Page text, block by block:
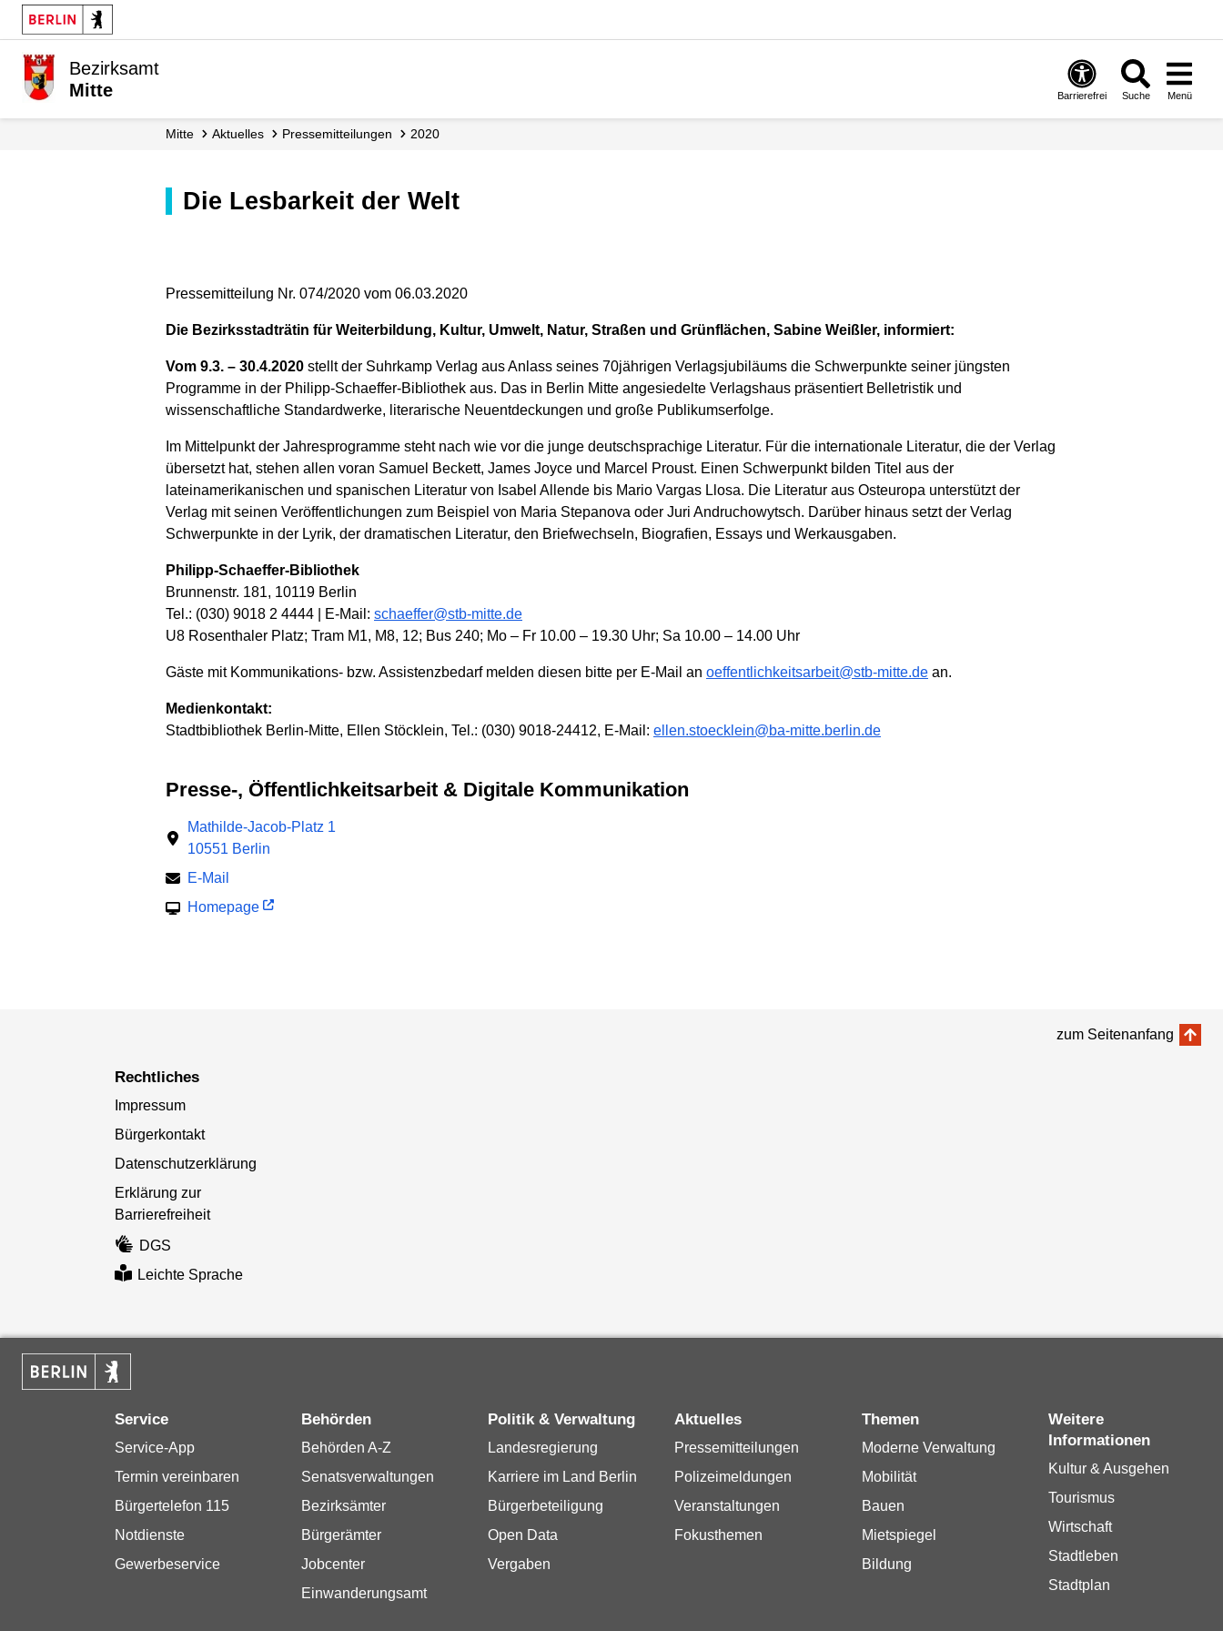
Bezirksamt
Mitte
Barrierefrei Suche Menü
Mitte Aktuelles Presse­mitteilungen 2020
Die Lesbarkeit der Welt
Pressemitteilung Nr. 074/2020 vom 06.03.2020
Die Bezirksstadträtin für Weiterbildung, Kultur, Umwelt, Natur, Straßen und Grünflächen, Sabine Weißler, informiert:
Vom 9.3. – 30.4.2020 stellt der Suhrkamp Verlag aus Anlass seines 70jährigen Verlagsjubiläums die Schwerpunkte seiner jüngsten
Programme in der Philipp-Schaeffer-Bibliothek aus. Das in Berlin Mitte angesiedelte Verlagshaus präsentiert Belletristik und
wissenschaftliche Standardwerke, literarische Neuentdeckungen und große Publikumserfolge.
Im Mittelpunkt der Jahresprogramme steht nach wie vor die junge deutschsprachige Literatur. Für die internationale Literatur, die der Verlag
übersetzt hat, stehen allen voran Samuel Beckett, James Joyce und Marcel Proust. Einen Schwerpunkt bilden Titel aus der
lateinamerikanischen und spanischen Literatur von Isabel Allende bis Mario Vargas Llosa. Die Literatur aus Osteuropa unterstützt der
Verlag mit seinen Veröffentlichungen zum Beispiel von Maria Stepanova oder Juri Andruchowytsch. Darüber hinaus setzt der Verlag
Schwerpunkte in der Lyrik, der dramatischen Literatur, den Briefwechseln, Biografien, Essays und Werkausgaben.
Philipp-Schaeffer-Bibliothek
Brunnenstr. 181, 10119 Berlin
Tel.: (030) 9018 2 4444 | E-Mail: schaeffer@stb-mitte.de
U8 Rosenthaler Platz; Tram M1, M8, 12; Bus 240; Mo – Fr 10.00 – 19.30 Uhr; Sa 10.00 – 14.00 Uhr
Gäste mit Kommunikations- bzw. Assistenzbedarf melden diesen bitte per E-Mail an oeffentlichkeitsarbeit@stb-mitte.de an.
Medienkontakt:
Stadtbibliothek Berlin-Mitte, Ellen Stöcklein, Tel.: (030) 9018-24412, E-Mail: ellen.stoecklein@ba-mitte.berlin.de
Presse-, Öffentlichkeitsarbeit & Digitale Kommunikation
Mathilde-Jacob-Platz 1
10551 Berlin
E-Mail
Homepage
zum Seitenanfang
Rechtliches
Impressum
Bürgerkontakt
Datenschutzerklärung
Erklärung zur
Barrierefreiheit
DGS
Leichte Sprache
Service
Service-App
Termin vereinbaren
Bürgertelefon 115
Notdienste
Gewerbeservice
Behörden
Behörden A-Z
Senatsverwaltungen
Bezirksämter
Bürgerämter
Jobcenter
Einwanderungsamt
Politik & Verwaltung
Landesregierung
Karriere im Land Berlin
Bürgerbeteiligung
Open Data
Vergaben
Aktuelles
Pressemitteilungen
Polizeimeldungen
Veranstaltungen
Fokusthemen
Themen
Moderne Verwaltung
Mobilität
Bauen
Mietspiegel
Bildung
Weitere
Informationen
Kultur & Ausgehen
Tourismus
Wirtschaft
Stadtleben
Stadtplan